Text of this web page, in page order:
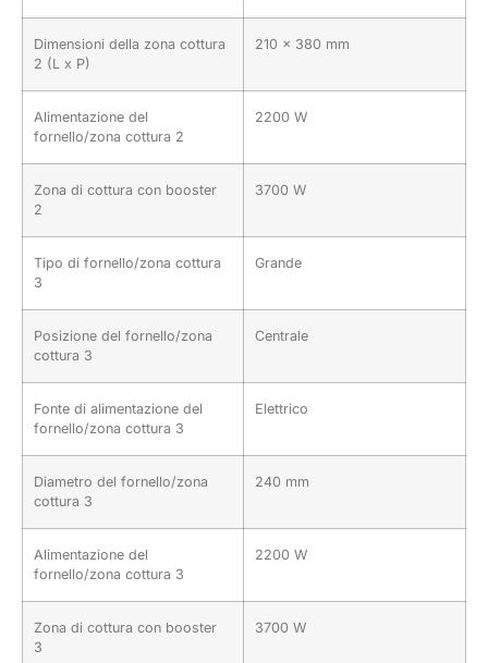
Dimensioni della zona cottura
2 (L x P)
210 x 380 mm
Alimentazione del
fornello/zona cottura 2
2200 W
Zona di cottura con booster
2
3700 W
Tipo di fornello/zona cottura
3
Grande
Posizione del fornello/zona
cottura 3
Centrale
Fonte di alimentazione del
fornello/zona cottura 3
Elettrico
Diametro del fornello/zona
cottura 3
240 mm
Alimentazione del
fornello/zona cottura 3
2200 W
Zona di cottura con booster
3
3700 W